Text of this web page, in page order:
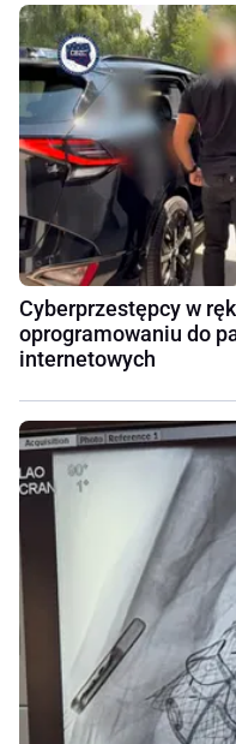
Cyberprzestępcy w
oprogramowaniu do
internetowych